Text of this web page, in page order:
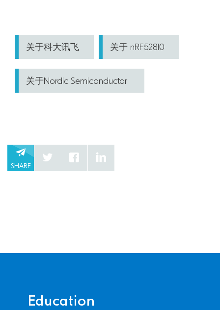
关于科大讯飞 关于 nRF52810
关于Nordic Semiconductor
SHARE
Education